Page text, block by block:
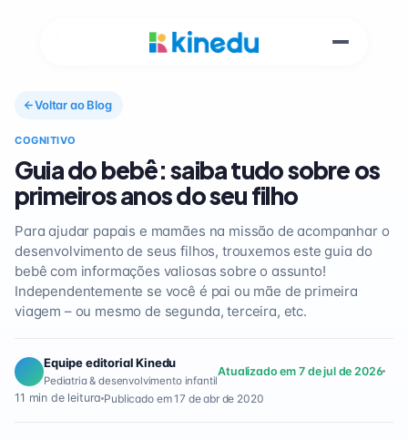
Voltar ao Blog
COGNITIVO
Guia do bebê: saiba tudo sobre os
primeiros anos do seu filho
Para ajudar papais e mamães na missão de acompanhar o
desenvolvimento de seus filhos, trouxemos este guia do
bebê com informações valiosas sobre o assunto!
Independentemente se você é pai ou mãe de primeira
viagem – ou mesmo de segunda, terceira, etc.
Equipe editorial Kinedu
Pediatria & desenvolvimento infantil
Atualizado em 7 de jul de 2026
11 min de leitura Publicado em 17 de abr de 2020